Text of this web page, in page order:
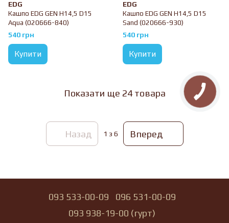
EDG
Кашпо EDG GEN H14,5 D15
Aqua (020666-840)
540 грн
Купити
EDG
Кашпо EDG GEN H14,5 D15
Sand (020666-930)
540 грн
Купити
Показати ще 24 товара
Назад 1 з 6 Вперед
093 533-00-09
096 531-00-09
093 938-19-00 (гурт)